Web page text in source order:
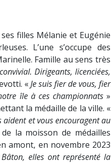
filles Mélanie et Eugénie
L’une s’occupe des
Famille au sens très
Dirigeants, licenciées,
«Je suis fier de vous, fier
île à ces championnats»
la médaille de la ville. «
aident et vous encouragent au
la moisson de médailles
amont, en novembre 2023
elles ont représenté la